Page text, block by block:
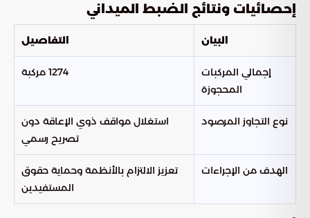
إحصائيات ونتائج الضبط الميداني
البيان التفاصيل
إجمالي المركبات
المحجوزة
1274 مركبة
نوع التجاوز المرصود
استغلال مواقف ذوي الإعاقة دون
تصريح رسمي
الهدف من الإجراءات
تعزيز الالتزام بالأنظمة وحماية حقوق
المستفيدين